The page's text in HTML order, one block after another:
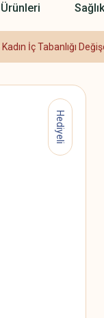
İç Tabanlığı
Hediyeli